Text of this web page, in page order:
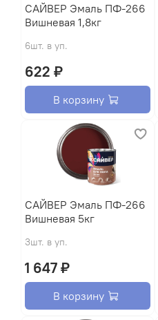
САЙВЕР Эмаль ПФ-266
Вишневая 1,8кг
6шт. в уп.
622 ₽
В корзину
САЙВЕР Эмаль ПФ-266
Вишневая 5кг
3шт. в уп.
1 647 ₽
В корзину